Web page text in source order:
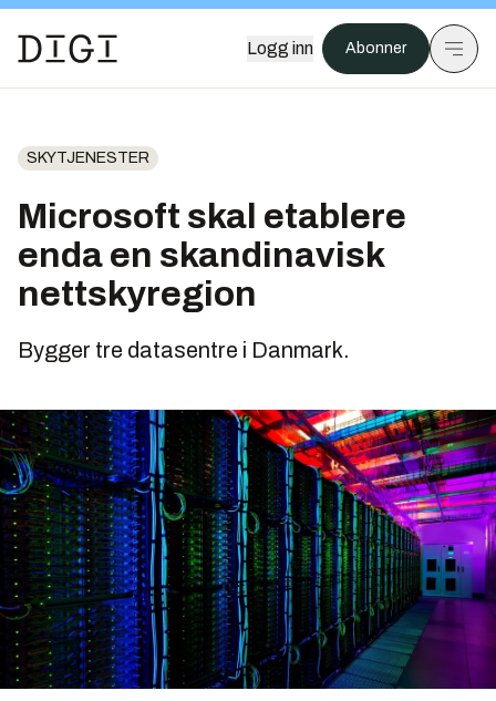
Logg inn Abonner
SKYTJENESTER
Microsoft skal etablere
enda en skandinavisk
nettskyregion
Bygger tre datasentre i Danmark.